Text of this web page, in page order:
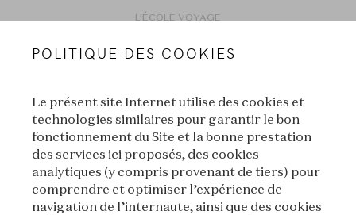
L’ÉCOLE VOYAGE
Tokyo Séoul
POLITIQUE DES COOKIES
Le présent site Internet utilise des cookies et
technologies similaires pour garantir le bon
fonctionnement du Site et la bonne prestation
des services ici proposés, des cookies
analytiques (y compris provenant de tiers) pour
comprendre et optimiser l’expérience de
navigation de l’internaute, ainsi que des cookies